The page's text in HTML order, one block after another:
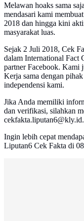
Melawan hoaks sama
mendasari kami
2018 dan hingga kini
masyarakat luas.
Sejak 2 Juli 2018, Cek
dalam International Fact
partner Facebook. Kami
Kerja sama dengan
independensi kami.
Jika Anda memiliki
dan verifikasi, silahkan
cekfakta.liputan6@kly.id.
Ingin lebih cepat
Liputan6 Cek Fakta di